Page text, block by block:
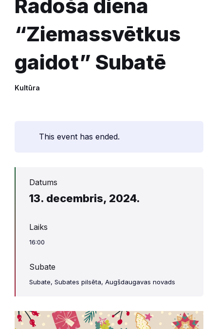
Radošā diena
“Ziemassvētkus
gaidot” Subatē
Kultūra
This event has ended.
Datums
13. decembris, 2024.
Laiks
16:00
Subate
Subate, Subates pilsēta, Augšdaugavas novads